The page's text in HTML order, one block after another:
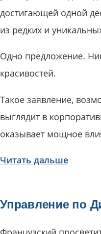
достигающей одной
из редких и
Одно предложение.
красивостей.
Такое заявление,
выглядит в
оказывает мощное
Читать дальше
Управление по